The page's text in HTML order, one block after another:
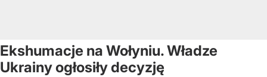
Ekshumacje na Wołyniu. Władze
Ukrainy ogłosiły decyzję